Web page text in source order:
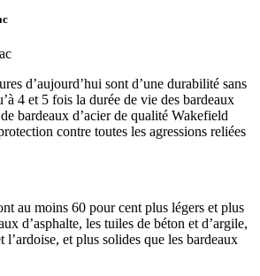
d’aujourd’hui sont d’une durabilité sans
4 et 5 fois la durée de vie des bardeaux
bardeaux d’acier de qualité Wakefield
contre toutes les agressions reliées
au moins 60 pour cent plus légers et plus
d’asphalte, les tuiles de béton et d’argile,
l’ardoise, et plus solides que les bardeaux